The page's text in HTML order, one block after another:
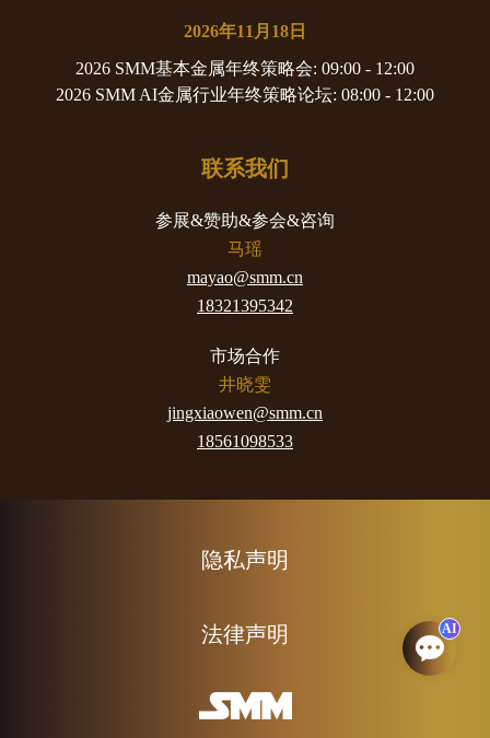
2026年11月18日
2026 SMM基本金属年终策略会: 09:00 - 12:00
2026 SMM AI金属行业年终策略论坛: 08:00 - 12:00
联系我们
参展&赞助&参会&咨询
马瑶
mayao@smm.cn
18321395342
市场合作
井晓雯
jingxiaowen@smm.cn
18561098533
隐私声明
法律声明 AI